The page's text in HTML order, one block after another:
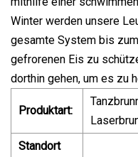
Winter werden unsere
gesamte System bis
gefrorenen Eis zu
dorthin gehen, um es zu
Produktart:
Standort